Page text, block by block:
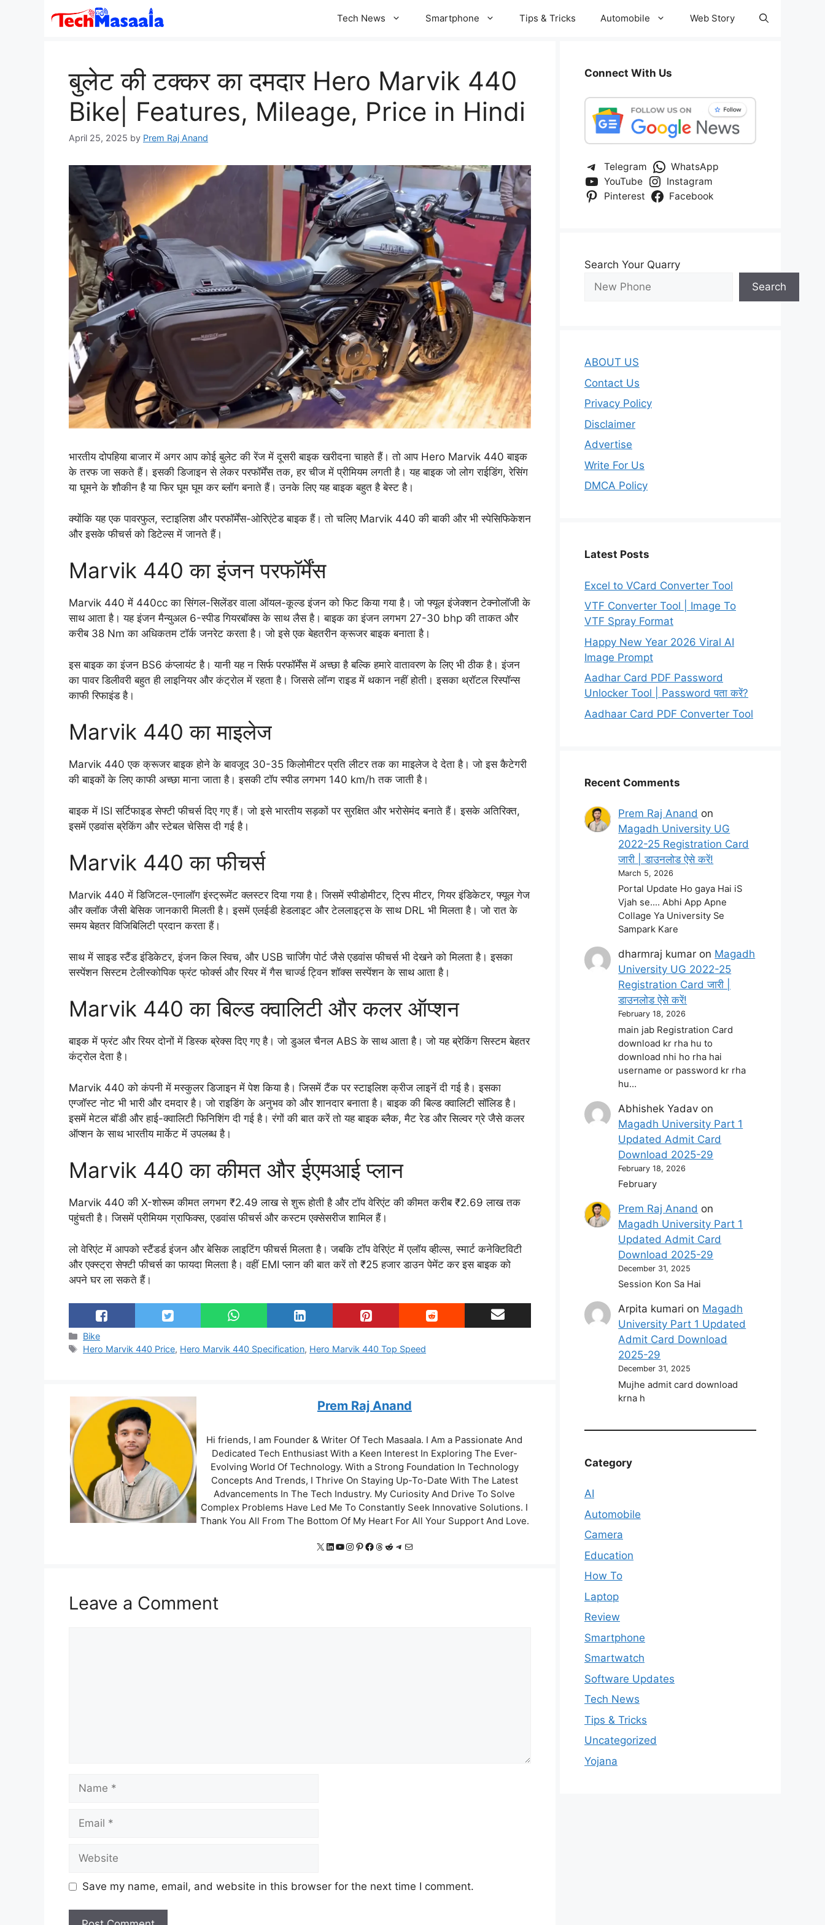
Tech News Smartphone Tips & Tricks Automobile Web Story
बुलेट की टक्कर का दमदार Hero Marvik 440
Bike| Features, Mileage, Price in Hindi
April 25, 2025 by Prem Raj Anand
भारतीय दोपहिया बाजार में अगर आप कोई बुलेट की रेंज में दूसरी बाइक खरीदना चाहते हैं। तो आप Hero Marvik 440 बाइक
के तरफ जा सकते हैं। इसकी डिजाइन से लेकर परफॉर्मेंस तक, हर चीज में प्रीमियम लगती है। यह बाइक जो लोग राईडिंग, रेसिंग
या घूमने के शौकीन है या फिर घूम घूम कर ब्लॉग बनाते हैं। उनके लिए यह बाइक बहुत है बेस्ट है।
क्योंकि यह एक पावरफुल, स्टाइलिश और परफॉर्मेंस-ओरिएंटेड बाइक हैं। तो चलिए Marvik 440 की बाकी और भी स्पेसिफिकेशन
और इसके फीचर्स को डिटेल्स में जानते हैं।
Marvik 440 का इंजन परफॉर्मेंस
Marvik 440 में 440cc का सिंगल-सिलेंडर वाला ऑयल-कूल्ड इंजन को फिट किया गया है। जो फ्यूल इंजेक्शन टेक्नोलॉजी के
साथ आता है। यह इंजन मैन्युअल 6-स्पीड गियरबॉक्स के साथ लैस है। बाइक का इंजन लगभग 27-30 bhp की ताकत और
करीब 38 Nm का अधिकतम टॉर्क जनरेट करता है। जो इसे एक बेहतरीन क्रूजर बाइक बनाता है।
इस बाइक का इंजन BS6 कंप्लायंट है। यानी यह न सिर्फ परफॉर्मेंस में अच्छा है बल्कि हमारे वातावरण के लिए भी ठीक है। इंजन
का पावर डिलीवरी बहुत ही लाइनियर और कंट्रोल में रहता है। जिससे लॉन्ग राइड में थकान नहीं होती। इसका थ्रॉटल रिस्पॉन्स
काफी रिफाइंड है।
Marvik 440 का माइलेज
Marvik 440 एक क्रूजर बाइक होने के बावजूद 30-35 किलोमीटर प्रति लीटर तक का माइलेज दे देता है। जो इस कैटेगरी
की बाइकों के लिए काफी अच्छा माना जाता है। इसकी टॉप स्पीड लगभग 140 km/h तक जाती है।
बाइक में ISI सर्टिफाइड सेफ्टी फीचर्स दिए गए हैं। जो इसे भारतीय सड़कों पर सुरक्षित और भरोसेमंद बनाते हैं। इसके अतिरिक्त,
इसमें एडवांस ब्रेकिंग और स्टेबल चेसिस दी गई है।
Marvik 440 का फीचर्स
Marvik 440 में डिजिटल-एनालॉग इंस्ट्रूमेंट क्लस्टर दिया गया है। जिसमें स्पीडोमीटर, ट्रिप मीटर, गियर इंडिकेटर, फ्यूल गेज
और क्लॉक जैसी बेसिक जानकारी मिलती है। इसमें एलईडी हेडलाइट और टेललाइट्स के साथ DRL भी मिलता है। जो रात के
समय बेहतर विजिबिलिटी प्रदान करता हैं।
साथ में साइड स्टैंड इंडिकेटर, इंजन किल स्विच, और USB चार्जिंग पोर्ट जैसे एडवांस फीचर्स भी देखने को मिलता है। इसका
सस्पेंशन सिस्टम टेलीस्कोपिक फ्रंट फोर्क्स और रियर में गैस चार्ज्ड ट्विन शॉक्स सस्पेंशन के साथ आता है।
Marvik 440 का बिल्ड क्वालिटी और कलर ऑप्शन
बाइक में फ्रंट और रियर दोनों में डिस्क ब्रेक्स दिए गए है। जो डुअल चैनल ABS के साथ आता है। जो यह ब्रेकिंग सिस्टम बेहतर
कंट्रोल देता है।
Marvik 440 को कंपनी में मस्कुलर डिजाइन में पेश किया है। जिसमें टैंक पर स्टाइलिश क्रीज लाइनें दी गई है। इसका
एग्जॉस्ट नोट भी भारी और दमदार है। जो राइडिंग के अनुभव को और शानदार बनाता है। बाइक की बिल्ड क्वालिटी सॉलिड है।
इसमें मेटल बॉडी और हाई-क्वालिटी फिनिशिंग दी गई है। रंगों की बात करें तो यह बाइक ब्लैक, मैट रेड और सिल्वर ग्रे जैसे कलर
ऑप्शन के साथ भारतीय मार्केट में उपलब्ध है।
Marvik 440 का कीमत और ईएमआई प्लान
Marvik 440 की X-शोरूम कीमत लगभग ₹2.49 लाख से शुरू होती है और टॉप वेरिएंट की कीमत करीब ₹2.69 लाख तक
पहुंचती है। जिसमें प्रीमियम ग्राफिक्स, एडवांस फीचर्स और कस्टम एक्सेसरीज शामिल हैं।
लो वेरिएंट में आपको स्टैंडर्ड इंजन और बेसिक लाइटिंग फीचर्स मिलता है। जबकि टॉप वेरिएंट में एलॉय व्हील्स, स्मार्ट कनेक्टिविटी
और एक्स्ट्रा सेफ्टी फीचर्स का फायदा मिलता है। वहीं EMI प्लान की बात करें तो ₹25 हजार डाउन पेमेंट कर इस बाइक को
अपने घर ला सकते हैं।
Categories
Bike
Tags
Hero Marvik 440 Price, Hero Marvik 440 Specification, Hero Marvik 440 Top Speed
Prem Raj Anand
Hi friends, I am Founder & Writer Of Tech Masaala. I Am a Passionate And
Dedicated Tech Enthusiast With a Keen Interest In Exploring The Ever-
Evolving World Of Technology. With a Strong Foundation In Technology
Concepts And Trends, I Thrive On Staying Up-To-Date With The Latest
Advancements In The Tech Industry. My Curiosity And Drive To Solve
Complex Problems Have Led Me To Constantly Seek Innovative Solutions. I
Thank You All From The Bottom Of My Heart For All Your Support And Love.
X LinkedIn YouTube Instagram Pinterest Facebook Threads Reddit Telegram Mail
Leave a Comment
Save my name, email, and website in this browser for the next time I comment.
Connect With Us
Telegram
WhatsApp
YouTube
Instagram
Pinterest
Facebook
Search Your Quarry
Search
ABOUT US
Contact Us
Privacy Policy
Disclaimer
Advertise
Write For Us
DMCA Policy
Latest Posts
Excel to VCard Converter Tool
VTF Converter Tool | Image To
VTF Spray Format
Happy New Year 2026 Viral AI
Image Prompt
Aadhar Card PDF Password
Unlocker Tool | Password पता करें?
Aadhaar Card PDF Converter Tool
Recent Comments
Prem Raj Anand on
Magadh University UG
2022-25 Registration Card
जारी | डाउनलोड ऐसे करें!
March 5, 2026
Portal Update Ho gaya Hai iS
Vjah se.... Abhi App Apne
Collage Ya University Se
Sampark Kare
dharmraj kumar on Magadh
University UG 2022-25
Registration Card जारी |
डाउनलोड ऐसे करें!
February 18, 2026
main jab Registration Card
download kr rha hu to
download nhi ho rha hai
username or password kr rha
hu…
Abhishek Yadav on
Magadh University Part 1
Updated Admit Card
Download 2025-29
February 18, 2026
February
Prem Raj Anand on
Magadh University Part 1
Updated Admit Card
Download 2025-29
December 31, 2025
Session Kon Sa Hai
Arpita kumari on Magadh
University Part 1 Updated
Admit Card Download
2025-29
December 31, 2025
Mujhe admit card download
krna h
Category
AI
Automobile
Camera
Education
How To
Laptop
Review
Smartphone
Smartwatch
Software Updates
Tech News
Tips & Tricks
Uncategorized
Yojana